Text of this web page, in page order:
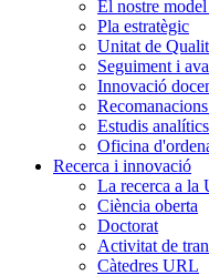
El nostre
Pla estratègic
Unitat de
Seguiment i
Innovació
Estudis
Oficina
Recerca i innovació
La recerca a la
Ciència oberta
Doctorat
Activitat de
Càtedres URL